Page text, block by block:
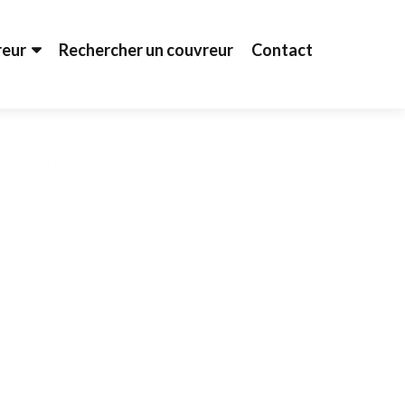
Rechercher un couvreur Contact